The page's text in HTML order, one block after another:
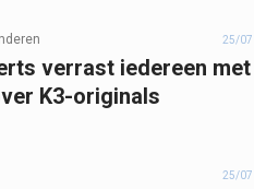
25/07
verrast iedereen met
K3-originals
25/07